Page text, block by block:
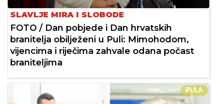
SLAVLJE MIRA I SLOBODE
FOTO / Dan pobjede i Dan hrvatskih
branitelja obilježeni u Puli: Mimohodom,
vijencima i riječima zahvale odana počast
braniteljima
PULA